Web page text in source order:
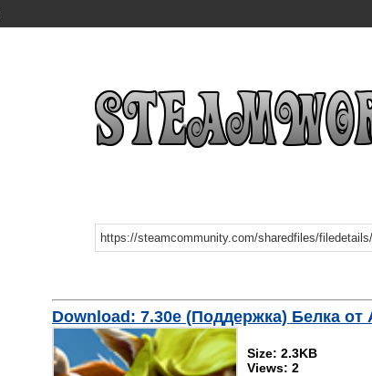
Download: 7.30e (Поддержка) Белка от
Size: 2.3KB
Views: 2